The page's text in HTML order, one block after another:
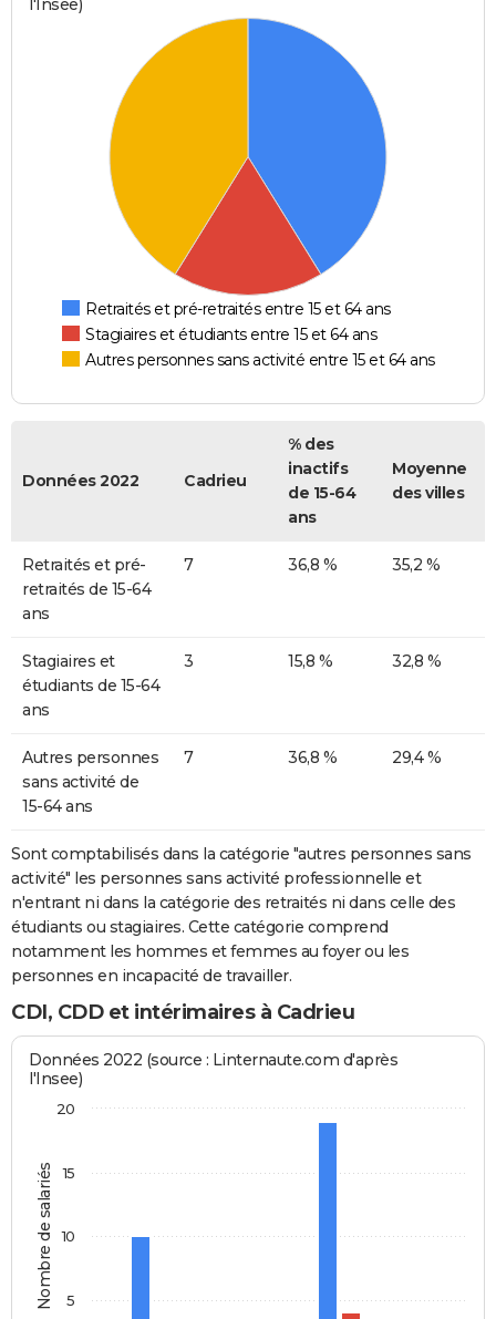
l'Insee)
Retraités et pré-retraités entre 15 et 64 ans
Stagiaires et étudiants entre 15 et 64 ans
Autres personnes sans activité entre 15 et 64 ans
Données 2022 Cadrieu
% des
inactifs
de 15-64
ans
Moyenne
des villes
Retraités et pré-
retraités de 15-64
ans
7 36,8 % 35,2 %
Stagiaires et
étudiants de 15-64
ans
3 15,8 % 32,8 %
Autres personnes
sans activité de
15-64 ans
7 36,8 % 29,4 %
Sont comptabilisés dans la catégorie "autres personnes sans
activité" les personnes sans activité professionnelle et
n'entrant ni dans la catégorie des retraités ni dans celle des
étudiants ou stagiaires. Cette catégorie comprend
notamment les hommes et femmes au foyer ou les
personnes en incapacité de travailler.
CDI, CDD et intérimaires à Cadrieu
Nombre de salariés
Données 2022 (source : Linternaute.com d'après
l'Insee)
5
10
15
20